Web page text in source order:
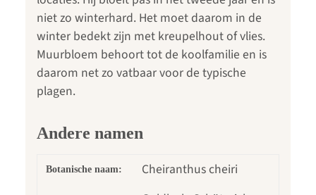
niet zo winterhard. Het moet daarom in de
winter bedekt zijn met kreupelhout of vlies.
Muurbloem behoort tot de koolfamilie en is
daarom net zo vatbaar voor de typische
plagen.
Andere namen
Botanische naam: Cheiranthus cheiri